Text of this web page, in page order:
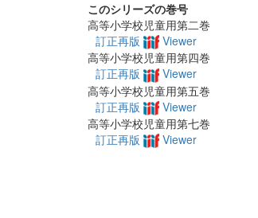
このシリーズの巻号
高等小学校児童用第二巻
訂正再版
Viewer
高等小学校児童用第四巻
訂正再版
Viewer
高等小学校児童用第五巻
訂正再版
Viewer
高等小学校児童用第七巻
訂正再版
Viewer